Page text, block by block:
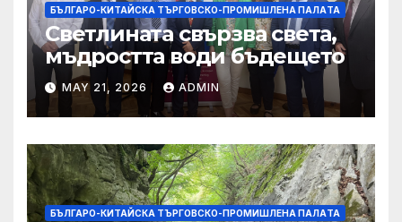
БЪЛГАРО-КИТАЙСКА ТЪРГОВСКО-ПРОМИШЛЕНА ПАЛAТА
Светлината свързва света,
мъдростта води бъдещето
MAY 21, 2026 ADMIN
БЪЛГАРО-КИТАЙСКА ТЪРГОВСКО-ПРОМИШЛЕНА ПАЛAТА